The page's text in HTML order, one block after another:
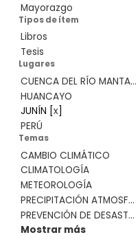
Mayorazgo
Tipos de ítem
Libros
Tesis
Lugares
CUENCA DEL RÍO MANTA...
HUANCAYO
JUNÍN x]
PERÚ
Temas
CAMBIO CLIMÁTICO
CLIMATOLOGÍA
METEOROLOGÍA
PRECIPITACIÓN ATMOSF...
PREVENCIÓN DE DESAST...
Mostrar más